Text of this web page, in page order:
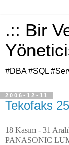
.:: Bir
#DBA #SQL
2006-12-11
Tekofaks
18 Kasım - 31
PANASONIC